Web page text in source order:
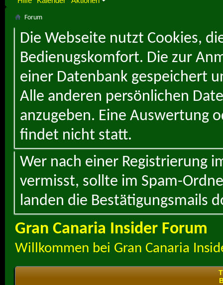
Forum
Die Webseite nutzt Cookies,
Bedienugskomfort. Die zur
einer Datenbank gespeichert
Alle anderen persönlichen
anzugeben. Eine Auswertung
findet nicht statt.
Wer nach einer Registrierung
vermisst, sollte im Spam-
landen die Bestätigungsmails
Gran Canaria Insider Forum
Willkommen bei Gran Canaria